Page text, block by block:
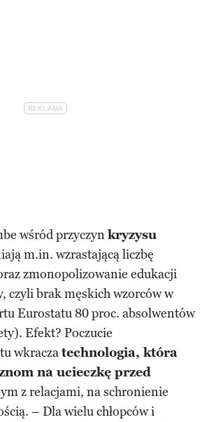
wśród przyczynkryzysu
m.in. wzrastającą liczbę
zmonopolizowanie edukacji
czyli brak męskich wzorców w
Eurostatu 80 proc. absolwentów
Efekt? Poczucie
wkraczatechnologia, która
na ucieczkę przed
z relacjami, na schronienie
– Dla wielu chłopców i